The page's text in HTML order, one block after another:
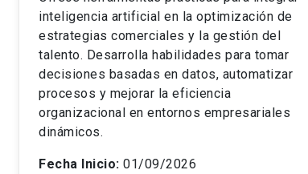
inteligencia artificial en la optimización de
estrategias comerciales y la gestión del
talento. Desarrolla habilidades para tomar
decisiones basadas en datos, automatizar
procesos y mejorar la eficiencia
organizacional en entornos empresariales
dinámicos.
Fecha Inicio: 01/09/2026